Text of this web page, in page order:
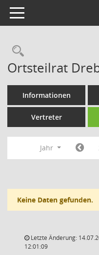
Toggle navigation
Ortsteilrat
Informationen
Vertreter
Jahr
Keine Daten gefunden.
Letzte Änderung:
12:01:09